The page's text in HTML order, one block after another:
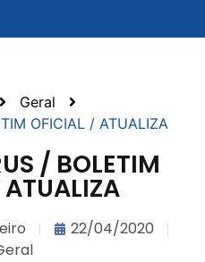
Geral
OFICIAL / ATUALIZA
/ BOLETIM
22/04/2020